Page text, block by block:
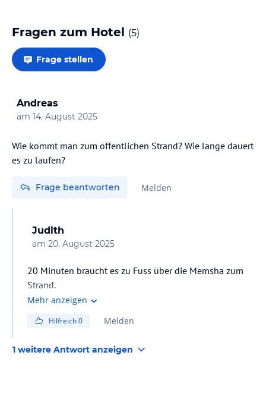
Fragen zum Hotel (5)
Frage stellen
Andreas
am 14. August 2025
Wie kommt man zum öffentlichen Strand? Wie lange dauert
es zu laufen?
Frage beantworten Melden
Judith
am 20. August 2025
20 Minuten braucht es zu Fuss über die Memsha zum
Strand.
Neben den erwähnten Taxis kann man auch den
unmittelbarer Nähe des Hotels losfährt. Richtung
aussteigen und rechts zur Memsha laufen. Dann muss
Mehr anzeigen
Hilfreich0 Melden
1 weitere Antwort anzeigen